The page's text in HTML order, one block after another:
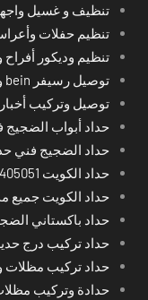
تنظيف و غسيل
تنظيم حفلات
تنظيم وديكور
توصيل رسيفر bein و تركيب ستلايت و رسيفرات في الكويت
توصيل وتركيب
حداد أبواب الضجيج
حداد الضجيج فني
حداد الكويت 66405051 جميع مدن الكويت
حداد الكويت جميع
حداد باكستاني
حداد تركيب درج
حداد تركيب مظلات
حدادة وتركيب